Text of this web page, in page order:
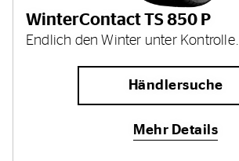
WinterContact TS 850 P
Endlich den Winter unter Kontrolle.
Händlersuche
Mehr Details